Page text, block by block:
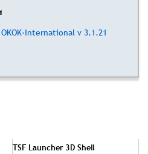
OKOK·International v 3.1.21
TSF Launcher 3D Shell